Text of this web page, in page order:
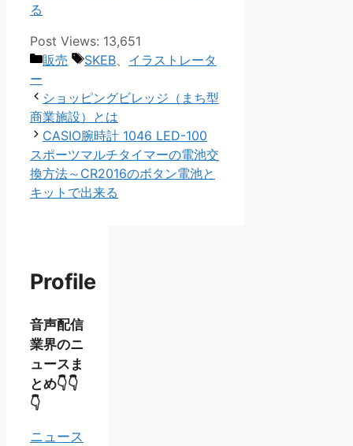
る
Post Views: 13,651
カ
ゴ
リ
ー
販売
タ
SKEB
イラストレータ
ー
ショッピングビレッジ（まち型
商業施設）とは
CASIO腕時計 1046 LED-100
スポーツマルチタイマーの電池交
換方法～CR2016のボタン電池と
キットで出来る
Profile
音声配信
業界のニ
ュースま
とめ👇👇
👇
ニュース